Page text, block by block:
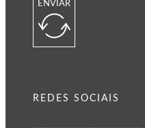
ENVIAR
REDES SOCIAIS